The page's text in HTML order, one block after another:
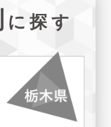
に探す